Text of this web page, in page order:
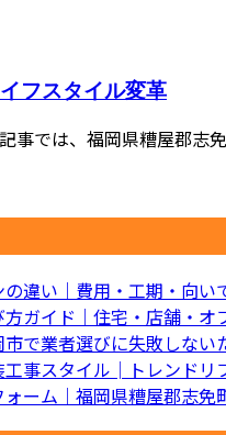
フスタイル変革
事では、福岡県糟屋郡
違い｜費用・工期・向い
ガイド｜住宅・店舗・オ
市で業者選びに失敗しな
事スタイル│トレンドリ
ーム｜福岡県糟屋郡志免